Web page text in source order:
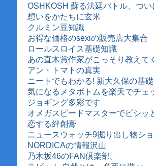
OSHKOSH 蘇る法廷バトル、つい
想いをかたちに玄米
クルミン豆知識
お得な価格のsexiの販売店大集合
ロールスロイス基礎知識
あの直木賞作家がこっそり教えて
アン・トマトの真実
ニートでもわかる! 新大久保の基
気になるメタボトムを楽天でチェ
ジョギング多彩です
オメガスピードマスターでビシッ
恋する絆創膏
ニュースウォッチ9掘り出し物シ
NORDICAの情報沢山
乃木坂46のFAN倶楽部。